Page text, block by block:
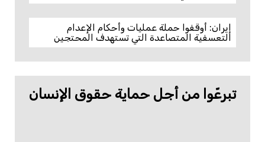
إيران: أوقفوا حملة عمليات وأحكام الإعدام
التعسفية المتصاعدة التي تستهدف المحتجين
تبرعّوا من أجل حماية حقوق الإنسان